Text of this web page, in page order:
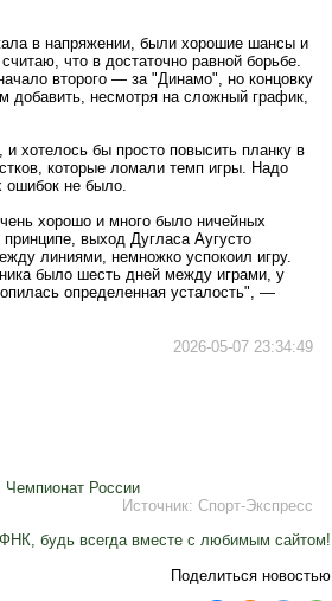
в напряжении, были хорошие шансы и
что в достаточно равной борьбе.
второго — за "Динамо", но концовку
добавить, несмотря на сложный график,
и хотелось бы просто повысить планку в
которые ломали темп игры. Надо
ошибок не было.
хорошо и много было ничейных
выход Дугласа Аугусто
линиями, немножко успокоил игру.
было шесть дней между играми, у
определенная усталость", —
2026-05-07 23:34:49
Чемпионат России
Источник: Спорт-Экспресс
будь всегда вместе с любимым сайтом!
Поделиться новостью